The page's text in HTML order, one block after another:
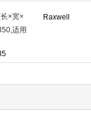
Raxwell
×宽×
适用
售